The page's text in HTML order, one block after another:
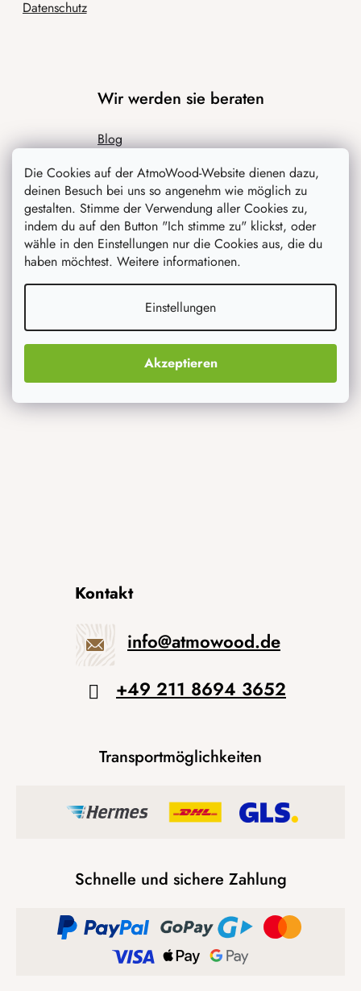
Die Cookies auf der AtmoWood-Website dienen dazu,
deinen Besuch bei uns so angenehm wie möglich zu
gestalten. Stimme der Verwendung aller Cookies zu,
indem du auf den Button "Ich stimme zu" klickst, oder
wähle in den Einstellungen nur die Cookies aus, die du
haben möchtest. Weitere informationen.
Einstellungen
Akzeptieren
Datenschutz
Wir werden sie beraten
Blog
Inspiration
Was interessiert dich am meisten
Kontakt
info@atmowood.de
+49 211 8694 3652
Transportmöglichkeiten
Schnelle und sichere Zahlung